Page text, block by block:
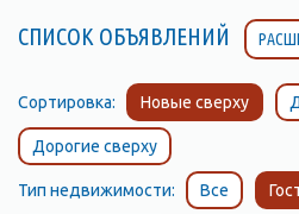
Крымского ханства эти
названиями:
называют Чуфут-Кале)
- Салачик (участок долины реки
подножию Чуфут-Кале)
- Эски-Юрт (район, где река Чурук-
СПИСОК ОБЪЯВЛЕНИЙ
Сортировка: Новые сверху
Дорогие сверху
Тип недвижимости: Все